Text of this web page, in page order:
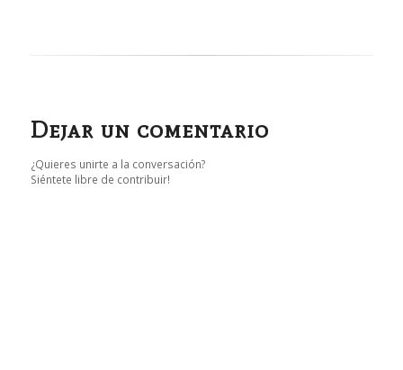
Dejar un comentario
¿Quieres unirte a la conversación?
Siéntete libre de contribuir!